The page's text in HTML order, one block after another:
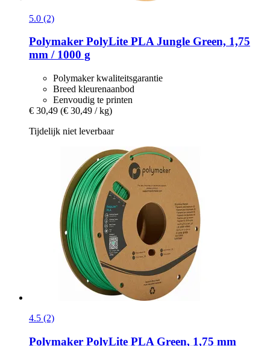
5.0 (2)
Polymaker PolyLite PLA Jungle Green, 1,75
mm / 1000 g
Polymaker kwaliteitsgarantie
Breed kleurenaanbod
Eenvoudig te printen
€ 30,49 (€ 30,49 / kg)
Tijdelijk niet leverbaar
4.5 (2)
Polymaker PolyLite PLA Green, 1,75 mm